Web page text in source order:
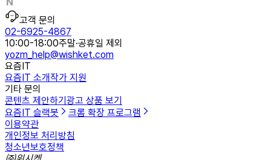
고객 문의
02-6925-4867
10:00-18:00주말·공휴일 제외
yozm_help@wishket.com
요즘IT
요즘IT 소개작가 지원
기타 문의
콘텐츠 제안하기 광고 상품 보기
요즘IT 슬랙봇
크롬 확장 프로그램
이용약관
개인정보 처리방침
청소년보호정책